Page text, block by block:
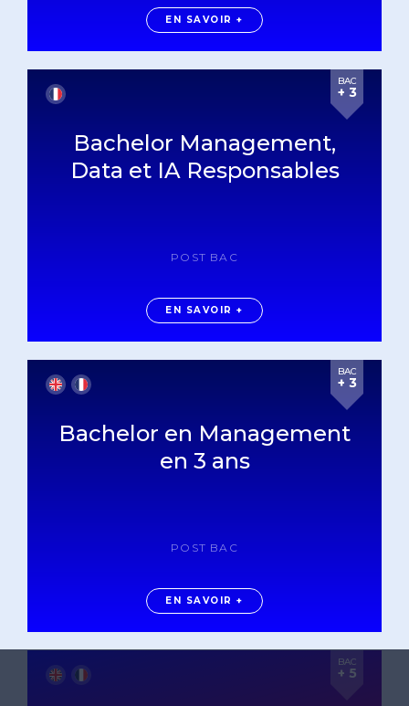
EN SAVOIR +
BAC
+ 3
Bachelor Management,
Data et IA Responsables
POST BAC
EN SAVOIR +
BAC
+ 3
Bachelor en Management
en 3 ans
POST BAC
EN SAVOIR +
BAC
+ 5